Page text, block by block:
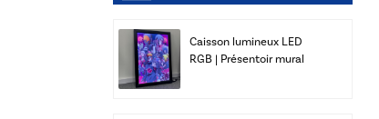
Caisson lumineux LED
RGB | Présentoir mural